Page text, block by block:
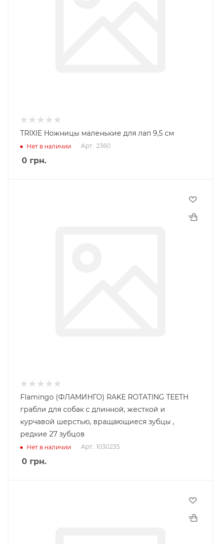
TRIXIE Ножницы маленькие для лап 9,5 см
Нет в наличии Арт.: 2360
0 грн.
Flamingo (ФЛАМИНГО) RAKE ROTATING TEETH
грабли для собак с длинной, жесткой и
курчавой шерстью, вращающиеся зубцы ,
редкие 27 зубцов
Нет в наличии Арт.: 1030235
0 грн.